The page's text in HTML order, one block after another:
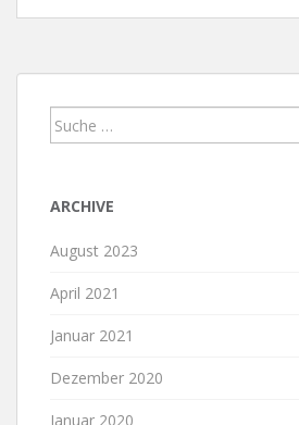
Suche
nach:
ARCHIVE
August 2023
April 2021
Januar 2021
Dezember 2020
Januar 2020